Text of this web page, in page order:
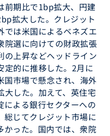
前期比で1bp拡大、円建
拡大した。クレジット
では米国によるベネズエ
院選に向けての財政拡張
の上昇などヘッドライン
定的に推移した。2月に
国市場で懸念され、海外
大した。加えて、英住宅
による銀行セクターへの
総じてクレジット市場に
かった。国内では、衆院